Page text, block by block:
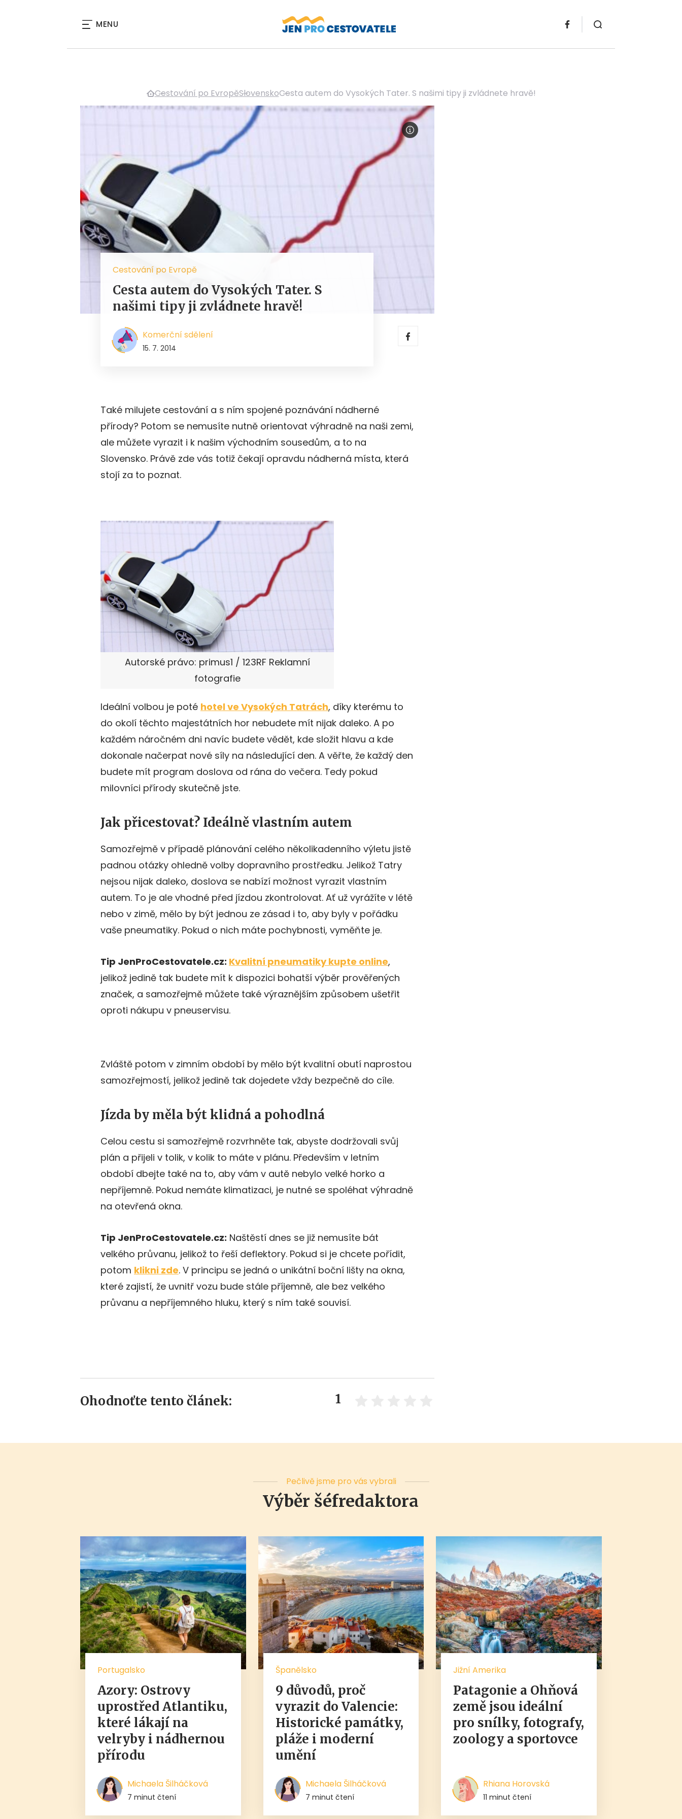
MENU
Cestování po EvropěSlovenskoCesta autem do Vysokých Tater. S našimi tipy ji zvládnete hravě!
Cestování po Evropě
Cesta autem do Vysokých Tater. S
našimi tipy ji zvládnete hravě!
Komerční sdělení
15. 7. 2014
Také milujete cestování a s ním spojené poznávání nádherné
přírody? Potom se nemusíte nutně orientovat výhradně na naši zemi,
ale můžete vyrazit i k našim východním sousedům, a to na
Slovensko. Právě zde vás totiž čekají opravdu nádherná místa, která
stojí za to poznat.
Autorské právo: primus1 / 123RF Reklamní
fotografie
Ideální volbou je poté hotel ve Vysokých Tatrách, díky kterému to
do okolí těchto majestátních hor nebudete mít nijak daleko. A po
každém náročném dni navíc budete vědět, kde složit hlavu a kde
dokonale načerpat nové síly na následující den. A věřte, že každý den
budete mít program doslova od rána do večera. Tedy pokud
milovníci přírody skutečně jste.
Jak přicestovat? Ideálně vlastním autem
Samozřejmě v případě plánování celého několikadenního výletu jistě
padnou otázky ohledně volby dopravního prostředku. Jelikož Tatry
nejsou nijak daleko, doslova se nabízí možnost vyrazit vlastním
autem. To je ale vhodné před jízdou zkontrolovat. Ať už vyrážíte v létě
nebo v zimě, mělo by být jednou ze zásad i to, aby byly v pořádku
vaše pneumatiky. Pokud o nich máte pochybnosti, vyměňte je.
Tip JenProCestovatele.cz: Kvalitní pneumatiky kupte online,
jelikož jedině tak budete mít k dispozici bohatší výběr prověřených
značek, a samozřejmě můžete také výraznějším způsobem ušetřit
oproti nákupu v pneuservisu.
Zvláště potom v zimním období by mělo být kvalitní obutí naprostou
samozřejmostí, jelikož jedině tak dojedete vždy bezpečně do cíle.
Jízda by měla být klidná a pohodlná
Celou cestu si samozřejmě rozvrhněte tak, abyste dodržovali svůj
plán a přijeli v tolik, v kolik to máte v plánu. Především v letním
období dbejte také na to, aby vám v autě nebylo velké horko a
nepříjemně. Pokud nemáte klimatizaci, je nutné se spoléhat výhradně
na otevřená okna.
Tip JenProCestovatele.cz: Naštěstí dnes se již nemusíte bát
velkého průvanu, jelikož to řeší deflektory. Pokud si je chcete pořídit,
potom klikni zde. V principu se jedná o unikátní boční lišty na okna,
které zajistí, že uvnitř vozu bude stále příjemně, ale bez velkého
průvanu a nepříjemného hluku, který s ním také souvisí.
Ohodnoťte tento článek: 1
Pečlivě jsme pro vás vybrali
Výběr šéfredaktora
Portugalsko
Azory: Ostrovy
uprostřed Atlantiku,
které lákají na
velryby i nádhernou
přírodu
Michaela Šilháčková
7 minut čtení
Španělsko
9 důvodů, proč
vyrazit do Valencie:
Historické památky,
pláže i moderní
umění
Michaela Šilháčková
7 minut čtení
Jižní Amerika
Patagonie a Ohňová
země jsou ideální
pro snílky, fotografy,
zoology a sportovce
Rhiana Horovská
11 minut čtení